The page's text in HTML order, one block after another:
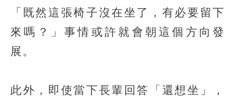
「既然這張椅子沒在坐了，有必要留下
來嗎？」事情或許就會朝這個方向發
展。
此外，即使當下長輩回答「還想坐」，